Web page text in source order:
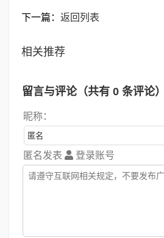
下一篇： 返回列表
相关推荐
留言与评论（共有 0 条评论）
昵称：
匿名发表 登录账号